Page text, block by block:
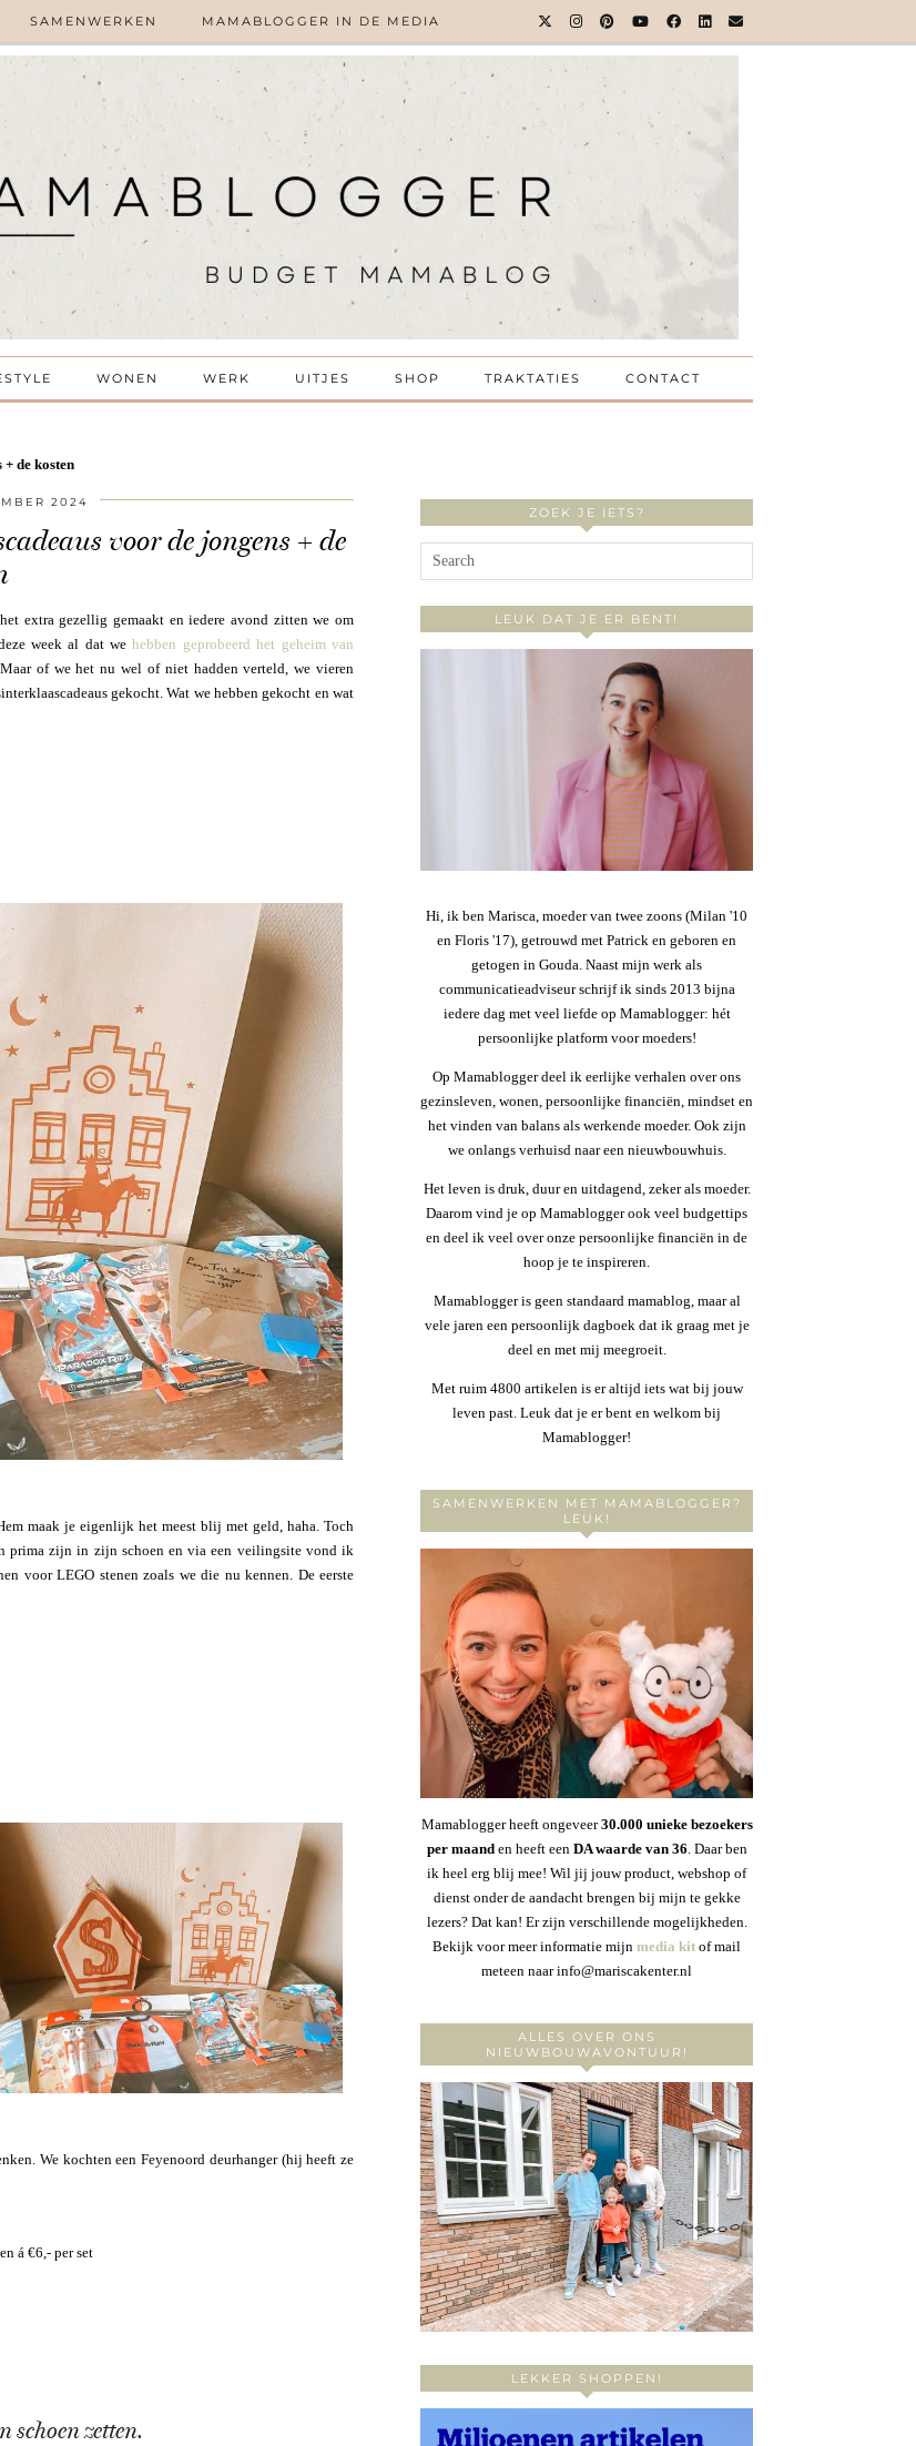
SAMENWERKEN MAMABLOGGER IN DE MEDIA
WONEN WERK UITJES SHOP TRAKTATIES CONTACT
de kosten
2024
voor de jongens + de
extra gezellig gemaakt en iedere avond zitten we om
week al dat wehebben geprobeerd het geheim van
of we het nu wel of niet hadden verteld, we vieren
gekocht. Wat we hebben gekocht en wat
maak je eigenlijk het meest blij met geld, haha. Toch
prima zijn in zijn schoen en via een veilingsite vond ik
voor LEGO stenen zoals we die nu kennen. De eerste
We kochten een Feyenoord deurhanger (hij heeft ze
á €6,- per set
schoen zetten.
ZOEK JE IETS?
LEUK DAT JE ER BENT!
Hi, ik ben Marisca, moeder van twee zoons (Milan '10
en Floris '17), getrouwd met Patrick en geboren en
getogen in Gouda. Naast mijn werk als
communicatieadviseur schrijf ik sinds 2013 bijna
iedere dag met veel liefde op Mamablogger: hét
persoonlijke platform voor moeders!
Op Mamablogger deel ik eerlijke verhalen over ons
gezinsleven, wonen, persoonlijke financiën, mindset en
het vinden van balans als werkende moeder. Ook zijn
we onlangs verhuisd naar een nieuwbouwhuis.
Het leven is druk, duur en uitdagend, zeker als moeder.
Daarom vind je op Mamablogger ook veel budgettips
en deel ik veel over onze persoonlijke financiën in de
hoop je te inspireren.
Mamablogger is geen standaard mamablog, maar al
vele jaren een persoonlijk dagboek dat ik graag met je
deel en met mij meegroeit.
Met ruim 4800 artikelen is er altijd iets wat bij jouw
leven past. Leuk dat je er bent en welkom bij
Mamablogger!
SAMENWERKEN MET MAMABLOGGER?
LEUK!
Mamablogger heeft ongeveer30.000 unieke bezoekers
per maanden heeft een DA waarde van 36. Daar ben
ik heel erg blij mee! Wil jij jouw product, webshop of
dienst onder de aandacht brengen bij mijn te gekke
lezers? Dat kan! Er zijn verschillende mogelijkheden.
Bekijk voor meer informatie mijn media kit of mail
meteen naar info@mariscakenter.nl
ALLES OVER ONS
NIEUWBOUWAVONTUUR!
LEKKER SHOPPEN!